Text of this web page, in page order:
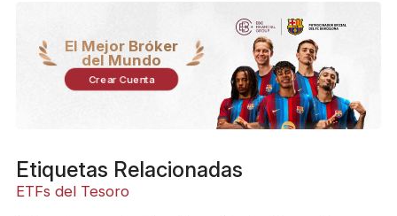
El Mejor Bróker
del Mundo
Crear Cuenta
Etiquetas Relacionadas
ETFs del Tesoro